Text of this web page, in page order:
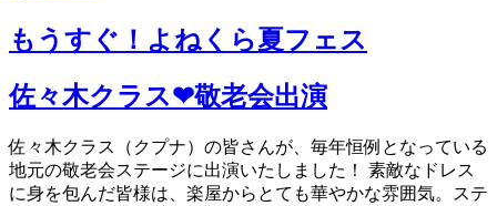
もうすぐ！よねくら夏フェス
佐々木クラス❤敬老会出演
佐々木クラス（クプナ）の皆さんが、毎年恒例となっている
地元の敬老会ステージに出演いたしました！ 素敵なドレス
に身を包んだ皆様は、楽屋からとても華やかな雰囲気。ステ